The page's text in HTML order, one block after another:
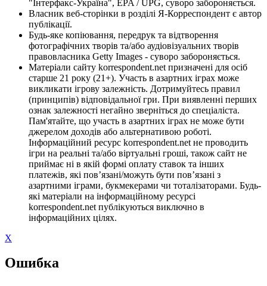
"Інтерфакс-Україна", EPA / UPG, суворо забороняється.
Власник веб-сторінки в розділі Я-Корреспондент є автор
публікації.
Будь-яке копіювання, передрук та відтворення
фотографічних творів та/або аудіовізуальних творів
правовласника Getty Images - суворо забороняється.
Матеріали сайту korrespondent.net призначені для осіб
старше 21 року (21+). Участь в азартних іграх може
викликати ігрову залежність. Дотримуйтесь правил
(принципів) відповідальної гри. При виявленні перших
ознак залежності негайно зверніться до спеціаліста.
Пам'ятайте, що участь в азартних іграх не може бути
джерелом доходів або альтернативою роботі.
Інформаційний ресурс korrespondent.net не проводить
ігри на реальні та/або віртуальні гроші, також сайт не
приймає ні в якій формі оплату ставок та інших
платежів, які пов’язані/можуть бути пов’язані з
азартними іграми, букмекерами чи тоталізаторами. Будь-
які матеріали на інформаційному ресурсі
korrespondent.net публікуються виключно в
інформаційних цілях.
X
Ошибка